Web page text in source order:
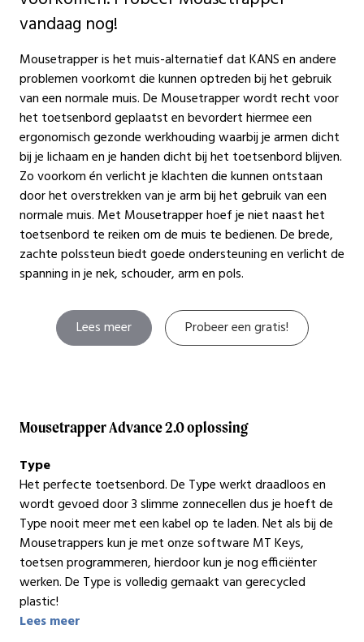
vandaag nog!
Mousetrapper is het muis-alternatief dat KANS en andere
problemen voorkomt die kunnen optreden bij het gebruik
van een normale muis. De Mousetrapper wordt recht voor
het toetsenbord geplaatst en bevordert hiermee een
ergonomisch gezonde werkhouding waarbij je armen dicht
bij je lichaam en je handen dicht bij het toetsenbord blijven.
Zo voorkom én verlicht je klachten die kunnen ontstaan
door het overstrekken van je arm bij het gebruik van een
normale muis. Met Mousetrapper hoef je niet naast het
toetsenbord te reiken om de muis te bedienen. De brede,
zachte polssteun biedt goede ondersteuning en verlicht de
spanning in je nek, schouder, arm en pols.
Lees meer Probeer een gratis!
Mousetrapper Advance 2.0 oplossing
Type
Het perfecte toetsenbord. De Type werkt draadloos en
wordt gevoed door 3 slimme zonnecellen dus je hoeft de
Type nooit meer met een kabel op te laden. Net als bij de
Mousetrappers kun je met onze software MT Keys,
toetsen programmeren, hierdoor kun je nog efficiënter
werken. De Type is volledig gemaakt van gerecycled
plastic!
Lees meer